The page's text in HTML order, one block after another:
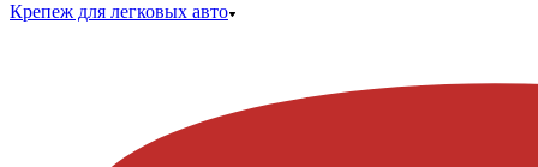
Крепеж для легковых авто